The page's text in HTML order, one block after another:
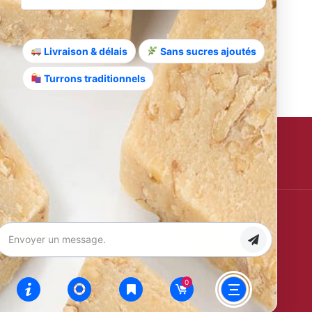
de fruits frais!
S'inscrire
(Pays
Certifications
IGP
Jijona
Sans
Gluten
Huile de
Palme
Livraison & délais Sans sucres ajoutés
Turrons traditionnels
0